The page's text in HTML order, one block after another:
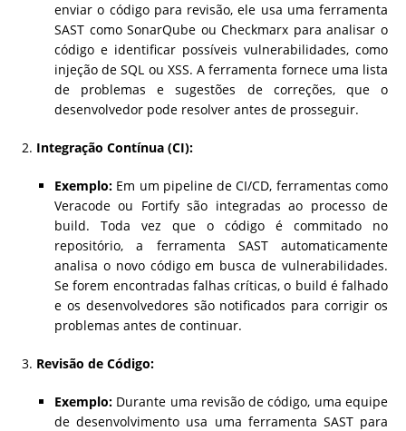
enviar o código para revisão, ele usa uma ferramenta
SAST como SonarQube ou Checkmarx para analisar o
código e identificar possíveis vulnerabilidades, como
injeção de SQL ou XSS. A ferramenta fornece uma lista
de problemas e sugestões de correções, que o
desenvolvedor pode resolver antes de prosseguir.
Integração Contínua (CI):
Exemplo: Em um pipeline de CI/CD, ferramentas como
Veracode ou Fortify são integradas ao processo de
build. Toda vez que o código é commitado no
repositório, a ferramenta SAST automaticamente
analisa o novo código em busca de vulnerabilidades.
Se forem encontradas falhas críticas, o build é falhado
e os desenvolvedores são notificados para corrigir os
problemas antes de continuar.
Revisão de Código:
Exemplo: Durante uma revisão de código, uma equipe
de desenvolvimento usa uma ferramenta SAST para